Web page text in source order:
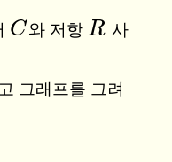
C
C 와 저항 R
R 사
그래프를 그려